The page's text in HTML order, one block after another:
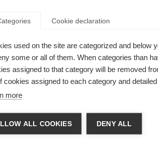
op
Taal veranderen
Cookie declaration
used on the site are categorized and below
some or all of them. When categories than
assigned to that category will be removed
cookies assigned to each category and
more
ALL COOKIES DENY ALL